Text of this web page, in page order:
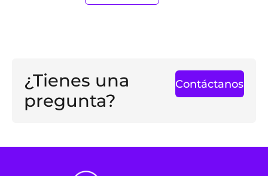
¿Tienes una
pregunta?
Contáctanos